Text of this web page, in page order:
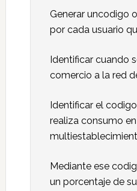
Generar uncodigo
por cada usuario
Identificar cuando
comercio a la red
Identificar el
realiza consumo
Mediante ese
un porcentaje de